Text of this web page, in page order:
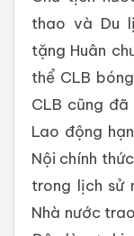
thao và Du
tặng Huân
thể CLB
CLB cũng đã
Lao động
Nội chính
trong lịch sử
Nhà nước